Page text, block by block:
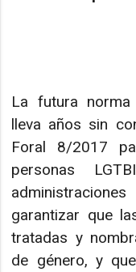
La futura
lleva años sin
Foral 8/2017
personas
garantizar que
tratadas y
de género, y